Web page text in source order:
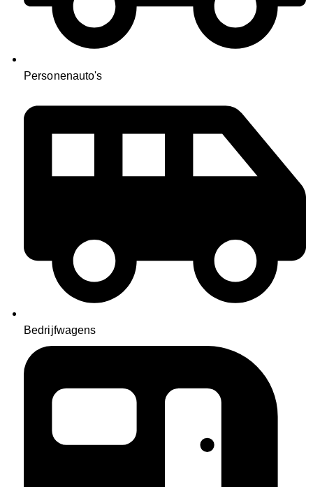
Personenauto's
Bedrijfwagens